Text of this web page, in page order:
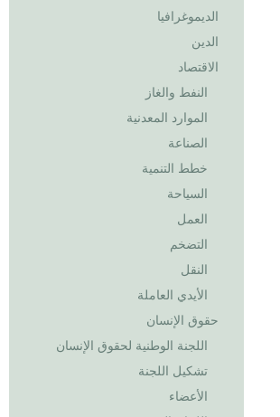
الديموغرافيا
الدين
الاقتصاد
النفط والغاز
الموارد المعدنية
الصناعة
خطط التنمية
السياحة
العمل
التضخم
النقل
الأيدي العاملة
حقوق الإنسان
اللجنة الوطنية لحقوق الإنسان
تشكيل اللجنة
الأعضاء